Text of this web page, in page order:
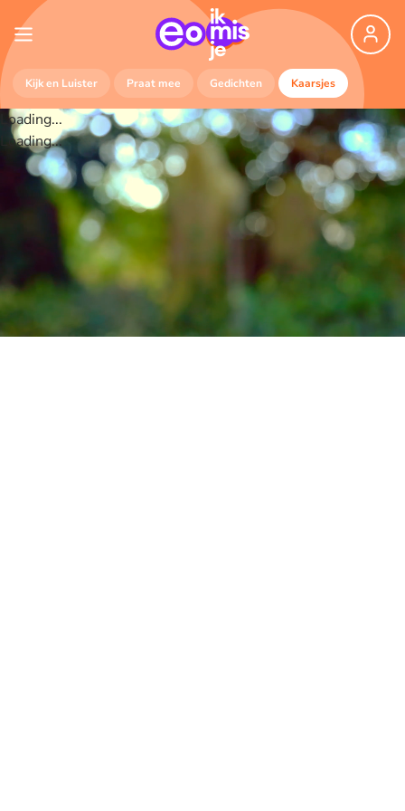
Kijk en Luister Praat mee Gedichten Kaarsjes
Loading...
Loading...